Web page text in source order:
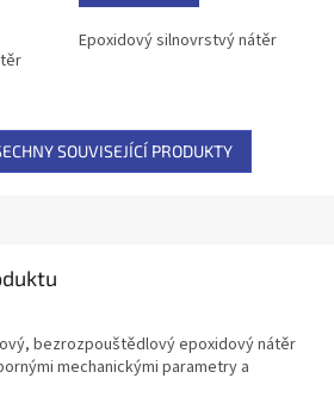
hvězdiček.
Epoxidový silnovrstvý nátěr
SOUVISEJÍCÍ PRODUKTY
bezrozpouštědlový epoxidový nátěr
mechanickými parametry a